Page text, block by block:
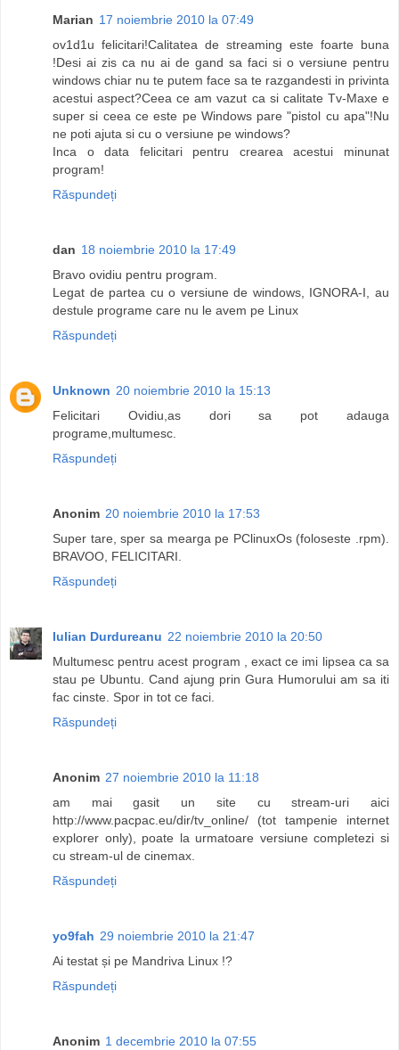
Marian 17 noiembrie 2010 la 07:49
ov1d1u felicitari!Calitatea de streaming este foarte buna
!Desi ai zis ca nu ai de gand sa faci si o versiune pentru
windows chiar nu te putem face sa te razgandesti in privinta
acestui aspect?Ceea ce am vazut ca si calitate Tv-Maxe e
super si ceea ce este pe Windows pare "pistol cu apa"!Nu
ne poti ajuta si cu o versiune pe windows?
Inca o data felicitari pentru crearea acestui minunat
program!
Răspundeți
dan 18 noiembrie 2010 la 17:49
Bravo ovidiu pentru program.
Legat de partea cu o versiune de windows, IGNORA-I, au
destule programe care nu le avem pe Linux
Răspundeți
Unknown 20 noiembrie 2010 la 15:13
Felicitari Ovidiu,as dori sa pot adauga
programe,multumesc.
Răspundeți
Anonim 20 noiembrie 2010 la 17:53
Super tare, sper sa mearga pe PClinuxOs (foloseste .rpm).
BRAVOO, FELICITARI.
Răspundeți
Iulian Durdureanu 22 noiembrie 2010 la 20:50
Multumesc pentru acest program , exact ce imi lipsea ca sa
stau pe Ubuntu. Cand ajung prin Gura Humorului am sa iti
fac cinste. Spor in tot ce faci.
Răspundeți
Anonim 27 noiembrie 2010 la 11:18
am mai gasit un site cu stream-uri aici
http://www.pacpac.eu/dir/tv_online/ (tot tampenie internet
explorer only), poate la urmatoare versiune completezi si
cu stream-ul de cinemax.
Răspundeți
yo9fah 29 noiembrie 2010 la 21:47
Ai testat și pe Mandriva Linux !?
Răspundeți
Anonim 1 decembrie 2010 la 07:55